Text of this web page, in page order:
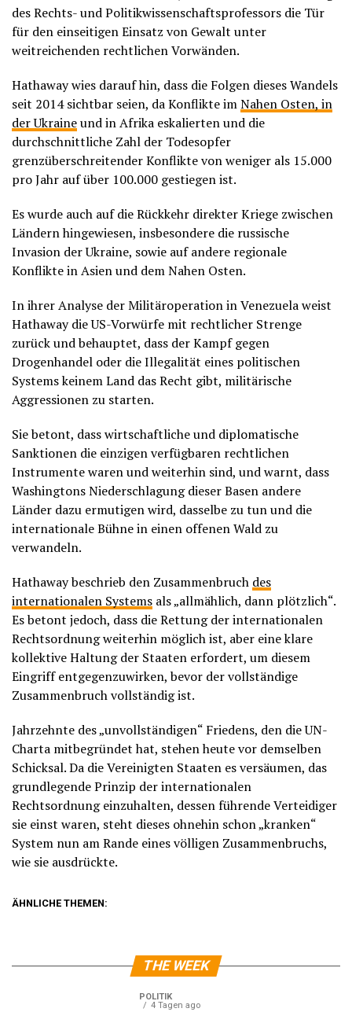
des Rechts- und Politikwissenschaftsprofessors die Tür
für den einseitigen Einsatz von Gewalt unter
weitreichenden rechtlichen Vorwänden.
Hathaway wies darauf hin, dass die Folgen dieses Wandels
seit 2014 sichtbar seien, da Konflikte imNahen Osten, in
der Ukraineund in Afrika eskalierten und die
durchschnittliche Zahl der Todesopfer
grenzüberschreitender Konflikte von weniger als 15.000
pro Jahr auf über 100.000 gestiegen ist.
Es wurde auch auf die Rückkehr direkter Kriege zwischen
Ländern hingewiesen, insbesondere die russische
Invasion der Ukraine, sowie auf andere regionale
Konflikte in Asien und dem Nahen Osten.
In ihrer Analyse der Militäroperation in Venezuela weist
Hathaway die US-Vorwürfe mit rechtlicher Strenge
zurück und behauptet, dass der Kampf gegen
Drogenhandel oder die Illegalität eines politischen
Systems keinem Land das Recht gibt, militärische
Aggressionen zu starten.
Sie betont, dass wirtschaftliche und diplomatische
Sanktionen die einzigen verfügbaren rechtlichen
Instrumente waren und weiterhin sind, und warnt, dass
Washingtons Niederschlagung dieser Basen andere
Länder dazu ermutigen wird, dasselbe zu tun und die
internationale Bühne in einen offenen Wald zu
verwandeln.
Hathaway beschrieb den Zusammenbruch des
internationalen Systems als „allmählich, dann plötzlich“.
Es betont jedoch, dass die Rettung der internationalen
Rechtsordnung weiterhin möglich ist, aber eine klare
kollektive Haltung der Staaten erfordert, um diesem
Eingriff entgegenzuwirken, bevor der vollständige
Zusammenbruch vollständig ist.
Jahrzehnte des „unvollständigen“ Friedens, den die UN-
Charta mitbegründet hat, stehen heute vor demselben
Schicksal. Da die Vereinigten Staaten es versäumen, das
grundlegende Prinzip der internationalen
Rechtsordnung einzuhalten, dessen führende Verteidiger
sie einst waren, steht dieses ohnehin schon „kranken“
System nun am Rande eines völligen Zusammenbruchs,
wie sie ausdrückte.
ÄHNLICHE THEMEN:
THE WEEK
POLITIK
4 Tagen ago